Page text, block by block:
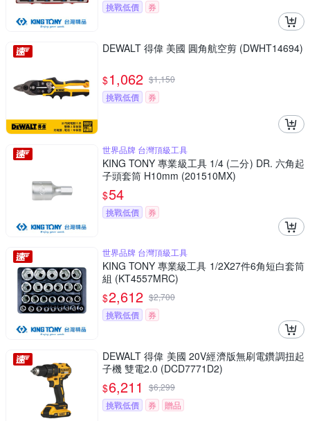
挑戰低價
券
DEWALT 得偉 美國 圓角航空剪 (DWHT14694)
$1,062 $1,150
挑戰低價
券
世界品牌 台灣頂級工具
KING TONY 專業級工具 1/4 (二分) DR. 六角起
子頭套筒 H10mm (201510MX)
$54
挑戰低價 券
世界品牌 台灣頂級工具
KING TONY 專業級工具 1/2X27件6角短白套筒
組 (KT4557MRC)
$2,612 $2,700
挑戰低價
券
DEWALT 得偉 美國 20V經濟版無刷電鑽調扭起
子機 雙電2.0 (DCD7771D2)
$6,211 $6,299
挑戰低價
券 贈品